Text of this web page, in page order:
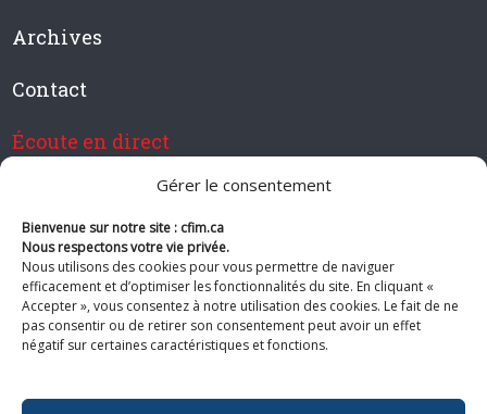
Gérer le consentement
Bienvenue sur notre site : cfim.ca
Nous respectons votre vie privée.
Nous utilisons des cookies pour vous permettre de naviguer
efficacement et d’optimiser les fonctionnalités du site. En cliquant «
Accepter », vous consentez à notre utilisation des cookies. Le fait de ne
pas consentir ou de retirer son consentement peut avoir un effet
négatif sur certaines caractéristiques et fonctions.
Archives
Contact
Écoute en direct
Devenir membre de CFIM
Suivez-nous